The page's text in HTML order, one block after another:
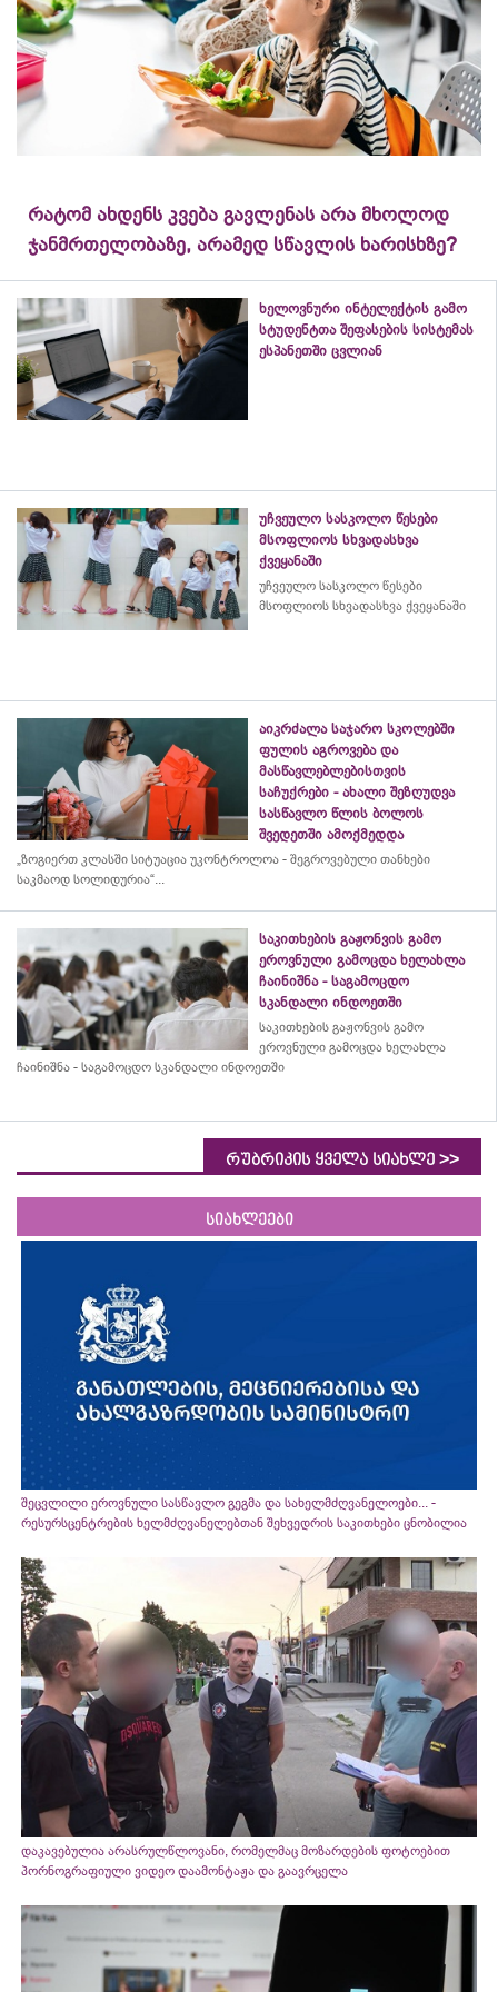
რატომ ახდენს კვება გავლენას არა მხოლოდ
ჯანმრთელობაზე, არამედ სწავლის ხარისხზე?
ხელოვნური ინტელექტის გამო
სტუდენტთა შეფასების სისტემას
ესპანეთში ცვლიან
უჩვეულო სასკოლო წესები
მსოფლიოს სხვადასხვა
ქვეყანაში
უჩვეულო სასკოლო წესები
მსოფლიოს სხვადასხვა ქვეყანაში
აიკრძალა საჯარო სკოლებში
ფულის აგროვება და
მასწავლებლებისთვის
საჩუქრები - ახალი შეზღუდვა
სასწავლო წლის ბოლოს
შვედეთში ამოქმედდა
„ზოგიერთ კლასში სიტუაცია უკონტროლოა - შეგროვებული თანხები
საკმაოდ სოლიდურია“...
საკითხების გაჟონვის გამო
ეროვნული გამოცდა ხელახლა
ჩაინიშნა - საგამოცდო
სკანდალი ინდოეთში
საკითხების გაჟონვის გამო
ეროვნული გამოცდა ხელახლა
ჩაინიშნა - საგამოცდო სკანდალი ინდოეთში
რუბრიკის ყველა სიახლე >>
სიახლეები
შეცვლილი ეროვნული სასწავლო გეგმა და სახელმძღვანელოები... -
რესურსცენტრების ხელმძღვანელებთან შეხვედრის საკითხები ცნობილია
დაკავებულია არასრულწლოვანი, რომელმაც მოზარდების ფოტოებით
პორნოგრაფიული ვიდეო დაამონტაჟა და გაავრცელა